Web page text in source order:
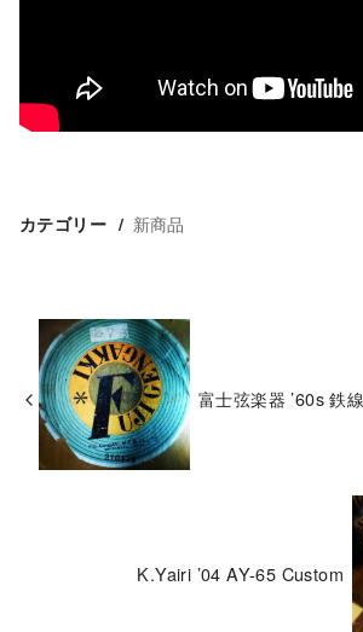
カテゴリー 新商品
富士弦楽器 ’60s 鉄
K.Yairi ’04 AY-65 Custom